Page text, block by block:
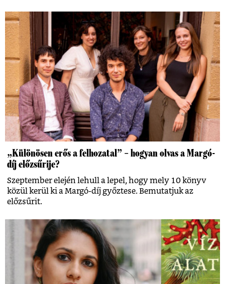
„Különösen erős a felhozatal” – hogyan olvas a Margó-
díj előzsűrije?
Szeptember elején lehull a lepel, hogy mely 10 könyv
közül kerül ki a Margó-díj győztese. Bemutatjuk az
előzsűrit.